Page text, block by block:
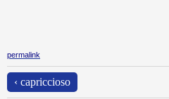
permalink
‹ capriccioso